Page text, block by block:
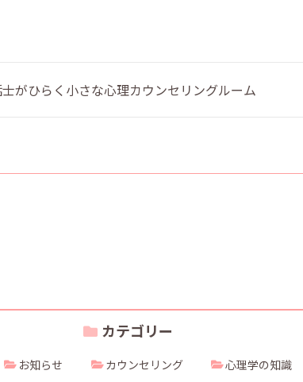
がひらく小さな心理カウンセリングルーム
カテゴリー
お知らせ カウンセリング 心理学の知識